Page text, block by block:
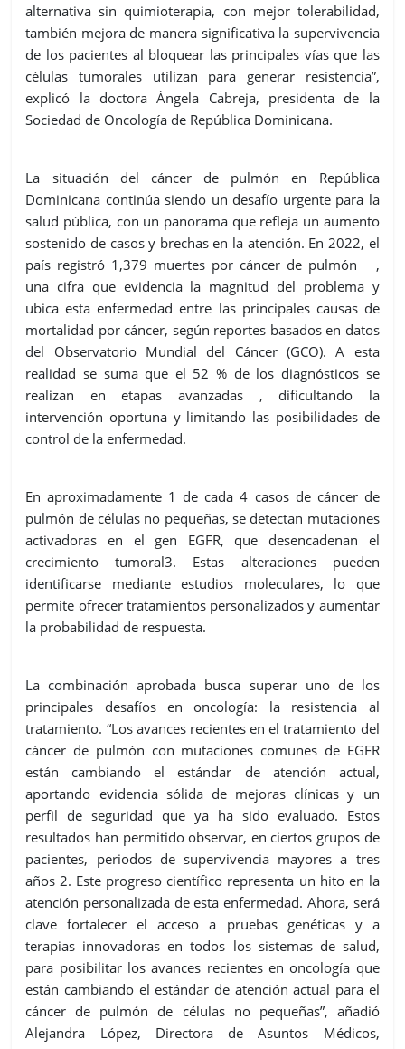
alternativa sin quimioterapia, con mejor tolerabilidad,
también mejora de manera significativa la supervivencia
de los pacientes al bloquear las principales vías que las
células tumorales utilizan para generar resistencia”,
explicó la doctora Ángela Cabreja, presidenta de la
Sociedad de Oncología de República Dominicana.
La situación del cáncer de pulmón en República
Dominicana continúa siendo un desafío urgente para la
salud pública, con un panorama que refleja un aumento
sostenido de casos y brechas en la atención. En 2022, el
país registró 1,379 muertes por cáncer de pulmón ,
una cifra que evidencia la magnitud del problema y
ubica esta enfermedad entre las principales causas de
mortalidad por cáncer, según reportes basados en datos
del Observatorio Mundial del Cáncer (GCO). A esta
realidad se suma que el 52 % de los diagnósticos se
realizan en etapas avanzadas , dificultando la
intervención oportuna y limitando las posibilidades de
control de la enfermedad.
En aproximadamente 1 de cada 4 casos de cáncer de
pulmón de células no pequeñas, se detectan mutaciones
activadoras en el gen EGFR, que desencadenan el
crecimiento tumoral3. Estas alteraciones pueden
identificarse mediante estudios moleculares, lo que
permite ofrecer tratamientos personalizados y aumentar
la probabilidad de respuesta.
La combinación aprobada busca superar uno de los
principales desafíos en oncología: la resistencia al
tratamiento. “Los avances recientes en el tratamiento del
cáncer de pulmón con mutaciones comunes de EGFR
están cambiando el estándar de atención actual,
aportando evidencia sólida de mejoras clínicas y un
perfil de seguridad que ya ha sido evaluado. Estos
resultados han permitido observar, en ciertos grupos de
pacientes, periodos de supervivencia mayores a tres
años 2. Este progreso científico representa un hito en la
atención personalizada de esta enfermedad. Ahora, será
clave fortalecer el acceso a pruebas genéticas y a
terapias innovadoras en todos los sistemas de salud,
para posibilitar los avances recientes en oncología que
están cambiando el estándar de atención actual para el
cáncer de pulmón de células no pequeñas”, añadió
Alejandra López, Directora de Asuntos Médicos,